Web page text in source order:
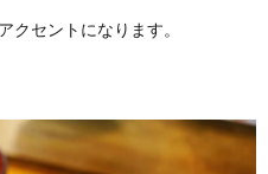
クセントになります。